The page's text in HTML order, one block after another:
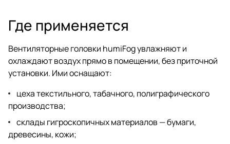
Где применяется
Вентиляторные головки humiFog увлажняют и
охлаждают воздух прямо в помещении, без приточной
установки. Ими оснащают:
цеха текстильного, табачного, полиграфического
производства;
склады гигроскопичных материалов — бумаги,
древесины, кожи;